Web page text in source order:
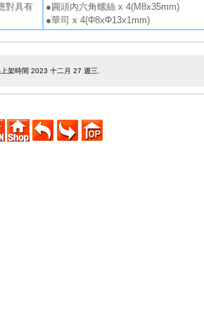
對具有
●圓頭內六角螺絲 x 4(M8x35mm)
●華司 x 4(Φ8xΦ13x1mm)
架時間 2023 十二月 27 週三.